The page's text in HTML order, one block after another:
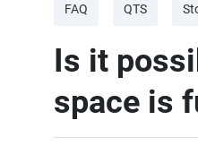
FAQ QTS
Is it
space is